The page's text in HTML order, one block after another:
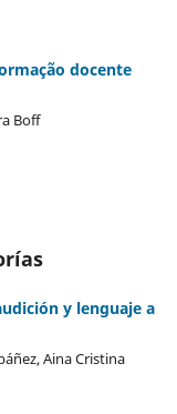
docente
Boff
y lenguaje a
Aina Cristina